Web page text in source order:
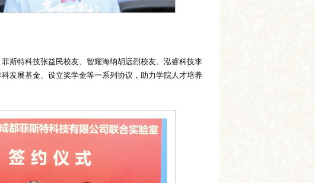
斯特科技张益民校友、智耀海纳胡远烈校友、泓睿科技李
发展基金、设立奖学金等一系列协议，助力学院人才培养